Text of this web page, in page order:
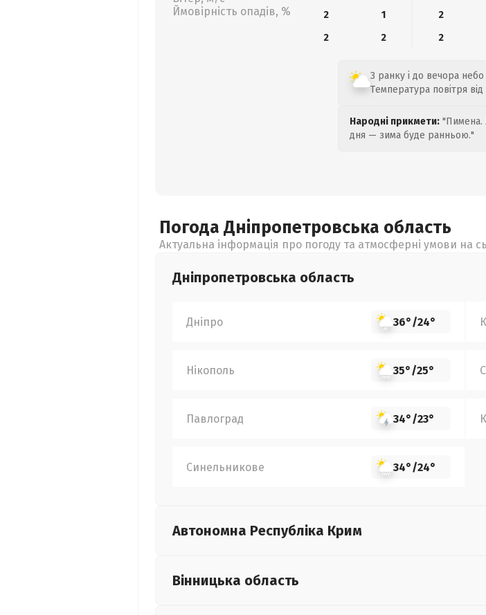
Ймовірність опадів, %
2
1 2
2
2 2
З ранку і до вечора
Температура повітря від
Народні прикмети: "Пимена.
дня — зима буде ранньою."
Погода Дніпропетровська область
Актуальна інформація про погоду та атмосферні умови на
Дніпропетровська область
Дніпро 36°/24°
Нікополь 35°/25°
Павлоград 34°/23°
Синельникове 34°/24°
Автономна Республіка Крим
Вінницька область